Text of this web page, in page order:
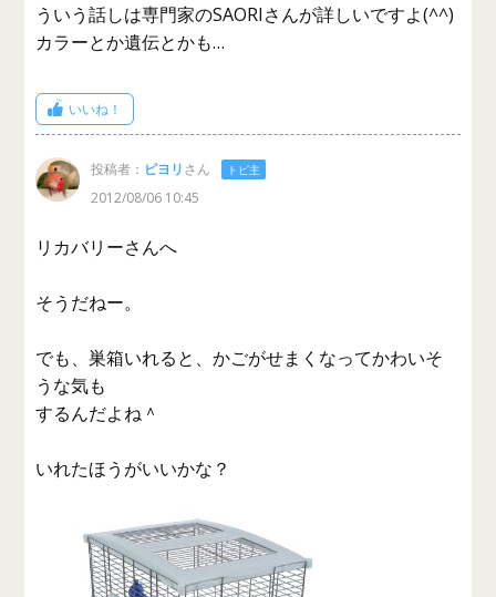
ういう話しは専門家のSAORIさんが詳しいですよ(^^)
カラーとか遺伝とかも…
いいね！
投稿者： ピヨリさん トピ主
2012/08/06 10:45
リカバリーさんへ
そうだねー。
でも、巣箱いれると、かごがせまくなってかわいそ
うな気も
するんだよね＾
いれたほうがいいかな？